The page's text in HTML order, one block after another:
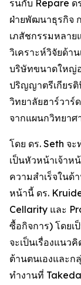
รนกับ Repare ด
ฝ่ายพัฒนาธุรกิจ
เภสัชกรรมหลาย
วิเคราะห์วิจัยด้า
บริษัทขนาดใหญ่อ
ปริญญาตรีเกียรติ
วิทยาลัยฮาร์วาร์
จากแผนกวิทยา
โดย ดร. Seth จ
เป็นหัวหน้าเจ้าห
ความสำเร็จใน
หน้านี้ ดร.
Cellarity และ
ซื้อกิจการ) โดย
จะเป็นเรื่องแนว
ต้านตนเองและก
ทำงานที่